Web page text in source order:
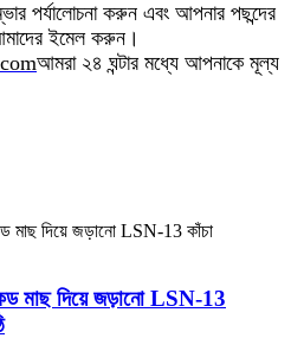
পর্যালোচনা করুন এবং আপনার পছন্দের
ইমেল করুন।
আমরা ২৪ ঘন্টার মধ্যে আপনাকে মূল্য
মাছ দিয়ে জড়ানো LSN-13